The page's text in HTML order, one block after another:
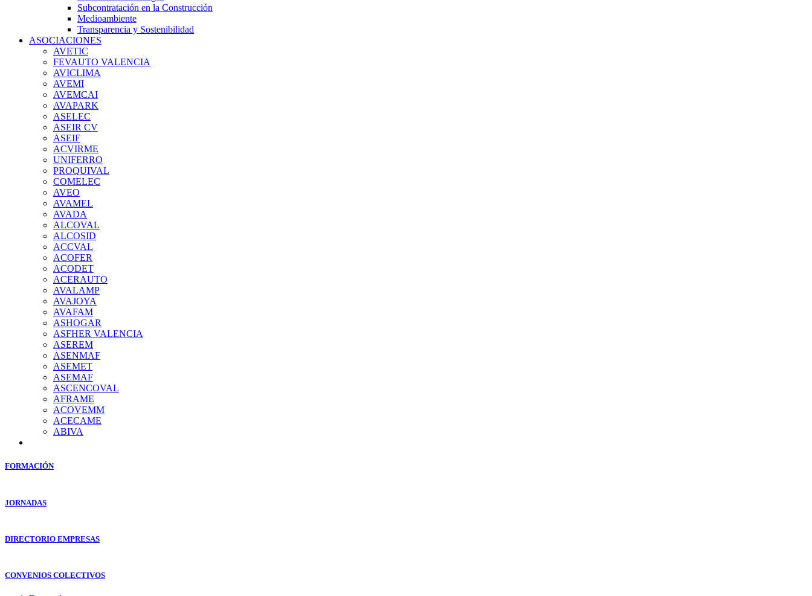
Subcontratación en la Construcción
Medioambiente
Transparencia y Sostenibilidad
ASOCIACIONES
AVETIC
FEVAUTO VALENCIA
AVICLIMA
AVEMI
AVEMCAI
AVAPARK
ASELEC
ASEIR CV
ASEIF
ACVIRME
UNIFERRO
PROQUIVAL
COMELEC
AVEO
AVAMEL
AVADA
ALCOVAL
ALCOSID
ACCVAL
ACOFER
ACODET
ACERAUTO
AVALAMP
AVAJOYA
AVAFAM
ASHOGAR
ASFHER VALENCIA
ASEREM
ASENMAF
ASEMET
ASEMAF
ASCENCOVAL
AFRAME
ACOVEMM
ACECAME
ABIVA
FORMACIÓN
JORNADAS
DIRECTORIO EMPRESAS
CONVENIOS COLECTIVOS